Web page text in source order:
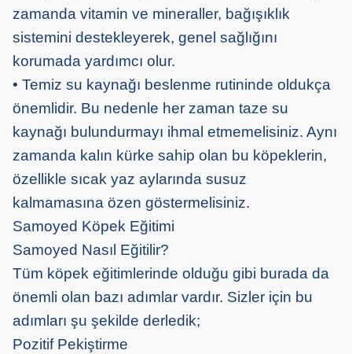
zamanda vitamin ve mineraller, bağışıklık
sistemini destekleyerek, genel sağlığını
korumada yardımcı olur.
• Temiz su kaynağı beslenme rutininde oldukça
önemlidir. Bu nedenle her zaman taze su
kaynağı bulundurmayı ihmal etmemelisiniz. Aynı
zamanda kalın kürke sahip olan bu köpeklerin,
özellikle sıcak yaz aylarında susuz
kalmamasına özen göstermelisiniz.
Samoyed Köpek Eğitimi
Samoyed Nasıl Eğitilir?
Tüm köpek eğitimlerinde olduğu gibi burada da
önemli olan bazı adımlar vardır. Sizler için bu
adımları şu şekilde derledik;
Pozitif Pekiştirme